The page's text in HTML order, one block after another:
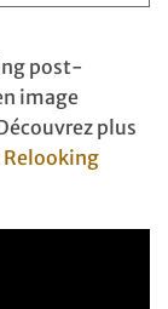
post-
image
plus
Relooking